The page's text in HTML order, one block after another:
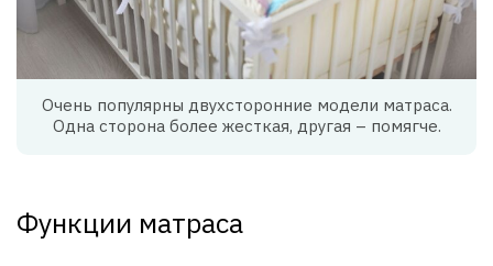
Очень популярны двухсторонние модели матраса.
Одна сторона более жесткая, другая – помягче.
Функции матраса